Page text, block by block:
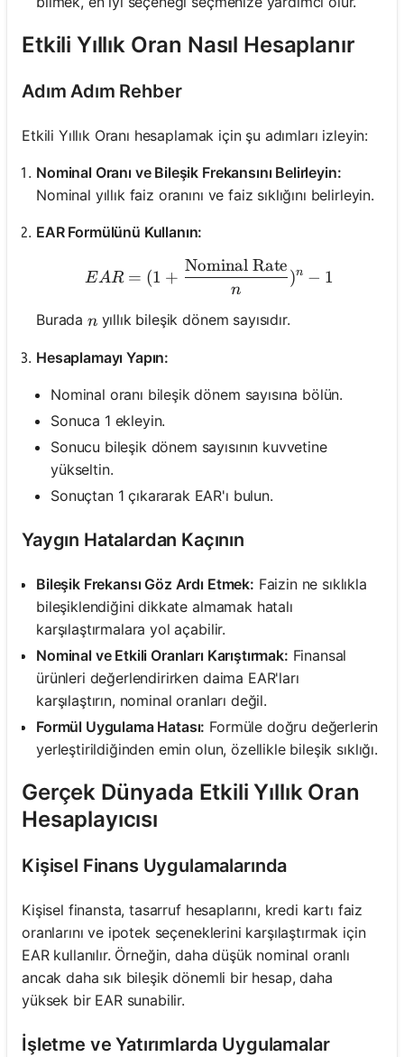
Etkili Yıllık Oran Nasıl Hesaplanır
Adım Adım Rehber
Etkili Yıllık Oranı hesaplamak için şu adımları izleyin:
Nominal Oranı ve Bileşik Frekansını Belirleyin:
Nominal yıllık faiz oranını ve faiz sıklığını belirleyin.
EAR Formülünü Kullanın:
EAR = (1 +
EAR = (1 +
n
Nominal Rate
)n − 1
Burada n
nyıllık bileşik dönem sayısıdır.
Hesaplamayı Yapın:
Nominal oranı bileşik dönem sayısına bölün.
Sonuca 1 ekleyin.
Sonucu bileşik dönem sayısının kuvvetine
yükseltin.
Sonuçtan 1 çıkararak EAR'ı bulun.
Yaygın Hatalardan Kaçının
Bileşik Frekansı Göz Ardı Etmek: Faizin ne sıklıkla
bileşiklendiğini dikkate almamak hatalı
karşılaştırmalara yol açabilir.
Nominal ve Etkili Oranları Karıştırmak: Finansal
ürünleri değerlendirirken daima EAR'ları
karşılaştırın, nominal oranları değil.
Formül Uygulama Hatası: Formüle doğru değerlerin
yerleştirildiğinden emin olun, özellikle bileşik sıklığı.
Gerçek Dünyada Etkili Yıllık Oran
Hesaplayıcısı
Kişisel Finans Uygulamalarında
Kişisel finansta, tasarruf hesaplarını, kredi kartı faiz
oranlarını ve ipotek seçeneklerini karşılaştırmak için
EAR kullanılır. Örneğin, daha düşük nominal oranlı
ancak daha sık bileşik dönemli bir hesap, daha
yüksek bir EAR sunabilir.
İşletme ve Yatırımlarda Uygulamalar